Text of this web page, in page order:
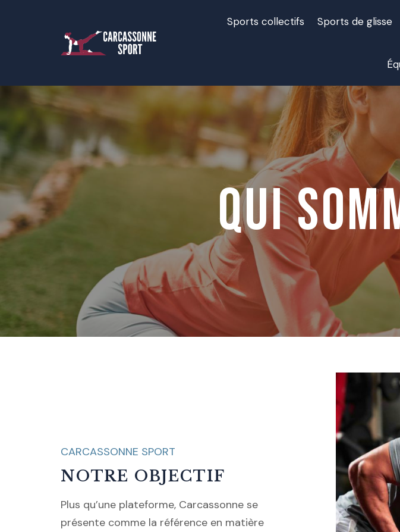
Sports collectifs Sports de glisse
Qui
CARCASSONNE SPORT
NOTRE OBJECTIF
Plus qu’une plateforme, Carcassonne se
présente comme la référence en matière